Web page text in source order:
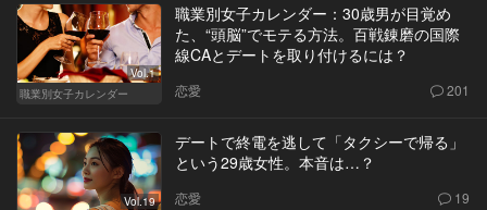
Vol.1
職業別女子カレンダー
職業別女子カレンダー：30歳男が目覚め
た、“頭脳”でモテる方法。百戦錬磨の国際
線CAとデートを取り付けるには？
恋愛 201
Vol.19
デートで終電を逃して「タクシーで帰る」
という29歳女性。本音は…？
恋愛 19